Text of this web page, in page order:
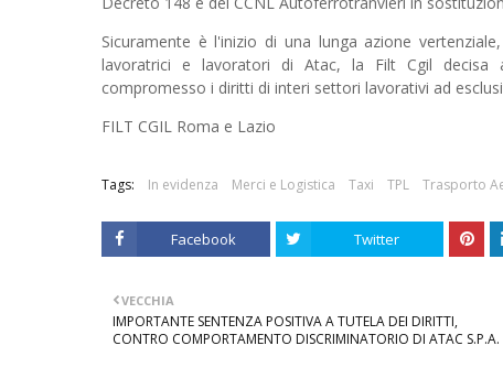
Sicuramente è l'inizio di una lunga azione
lavoratrici e lavoratori di Atac, la Filt Cgil decisa
compromesso i diritti di interi settori lavorativi ad
FILT CGIL Roma e Lazio
Tags: In evidenza Merci e Logistica Taxi TPL Trasporto
Facebook Twitter
VECCHIA
IMPORTANTE SENTENZA POSITIVA A TUTELA DEI DIRITTI,
CONTRO COMPORTAMENTO DISCRIMINATORIO DI ATAC S.P.A.